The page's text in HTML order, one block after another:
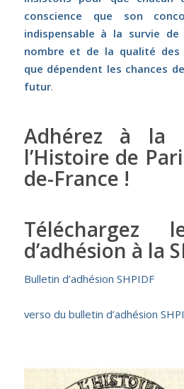
conscience que son
indispensable à la survie de
nombre et de la qualité des
que dépendent les chances
futur.
Adhérez à la
l’Histoire de
de-France !
Téléchargez
d’adhésion à la
Bulletin d’adhésion SHPIDF
verso du bulletin d’adhésion